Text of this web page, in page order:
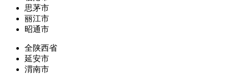
思茅市
丽江市
昭通市
全陕西省
延安市
渭南市